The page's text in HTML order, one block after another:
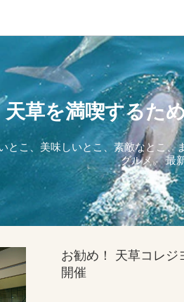
天草を満喫するた
こ、美味しいとこ、素敵なとこ、
グルメ。 最
お勧め！ 天草コレジ
開催